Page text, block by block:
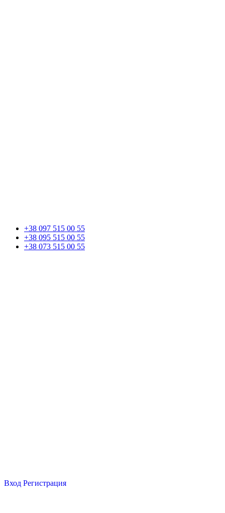
+38 097 515 00 55
+38 095 515 00 55
+38 073 515 00 55
Вход Регистрация